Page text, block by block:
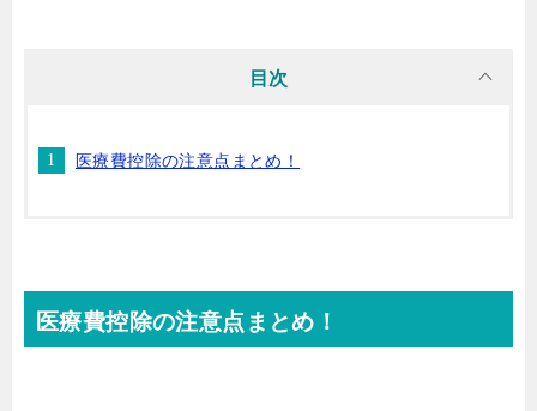
目次
医療費控除の注意点まとめ！
医療費控除の注意点まとめ！